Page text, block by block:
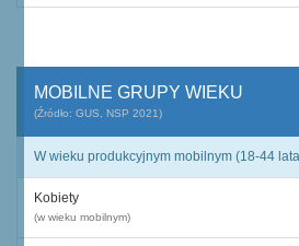
MOBILNE GRUPY WIEKU
(Źródło: GUS, NSP 2021)
W wieku produkcyjnym mobilnym (18-44
Kobiety
(w wieku mobilnym)